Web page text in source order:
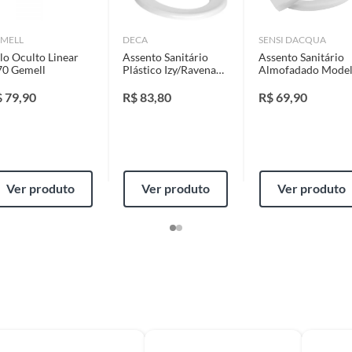
do vício.
ou acaba com o primeiro uso ou em pouco tempo.
disponível em sua loja em até 30 (trinta) dias,
Oculto Linear
Gemell
79,90
Ver produto
DECA
Assento Sanitário
Plástico Izy/Ravena
R$83,80
Ver produto
SENSI DACQUA
Assento Sanitário
Almofadado
Fechamento
em Polipropileno
R$69,90
Ver produto